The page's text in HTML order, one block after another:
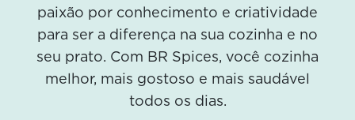
paixão por conhecimento e criatividade
para ser a diferença na sua cozinha e no
seu prato. Com BR Spices, você cozinha
melhor, mais gostoso e mais saudável
todos os dias.